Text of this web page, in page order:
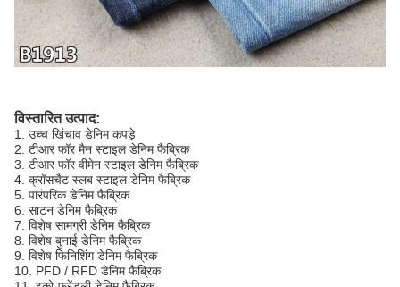
विस्तारित उत्पाद:
1. उच्च खिंचाव डेनिम कपड़े
2. टीआर फॉर मैन स्टाइल डेनिम फैब्रिक
3. टीआर फॉर वीमेन स्टाइल डेनिम फैब्रिक
4. क्रॉसचैट स्लब स्टाइल डेनिम फैब्रिक
5. पारंपरिक डेनिम फैब्रिक
6. साटन डेनिम फैब्रिक
7. विशेष सामग्री डेनिम फैब्रिक
8. विशेष बुनाई डेनिम फैब्रिक
9. विशेष फिनिशिंग डेनिम फैब्रिक
10. PFD / RFD डेनिम फैब्रिक